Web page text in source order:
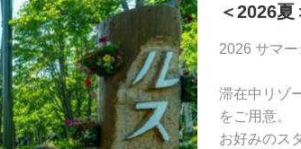
＜2026
2026 サマー
滞在中リゾ
をご用意。
お好みのス